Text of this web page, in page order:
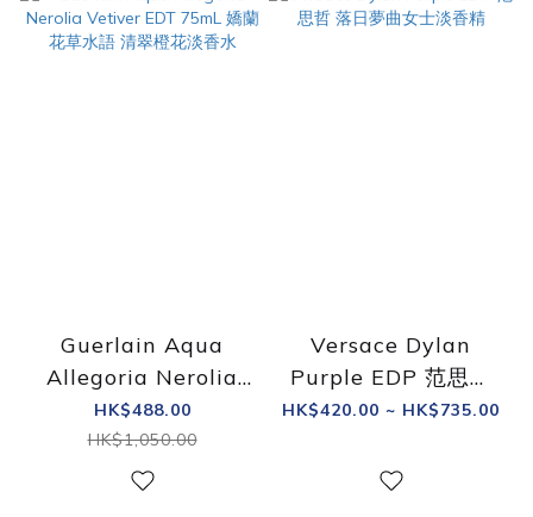
Guerlain Aqua
Allegoria Nerolia
Vetiver EDT 75mL
嬌蘭 花草水語 清翠橙
花淡香水
HK$488.00
HK$1,050.00
Versace Dylan
Purple EDP 范思哲
落日夢曲女士淡香精
HK$420.00 ~ HK$735.00